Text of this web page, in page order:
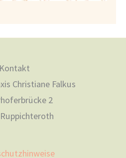
Kontakt
Christiane Falkus
2